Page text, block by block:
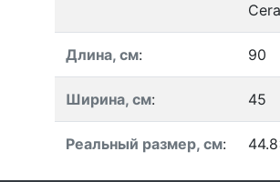
Длина, см: 90
Ширина, см: 45
Реальный размер, см: